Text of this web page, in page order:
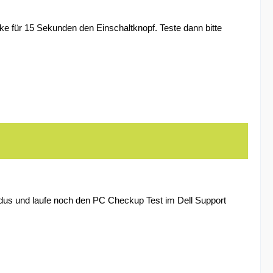
für 15 Sekunden den Einschaltknopf. Teste dann bitte
und laufe noch den PC Checkup Test im Dell Support